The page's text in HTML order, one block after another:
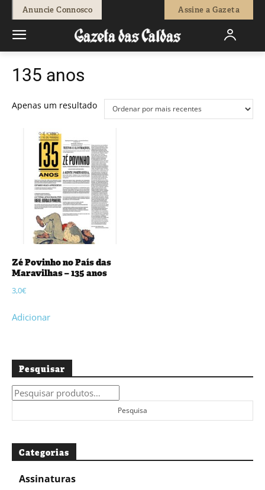
Anuncie Connosco Assine a Gazeta
135 anos
Apenas um resultado
Zé Povinho no País das
Maravilhas – 135 anos
3,0€
Adicionar
Pesquisar
Pesquisar
por:
Pesquisa
Categorias
Assinaturas